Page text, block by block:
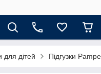
для дітей Підгузки